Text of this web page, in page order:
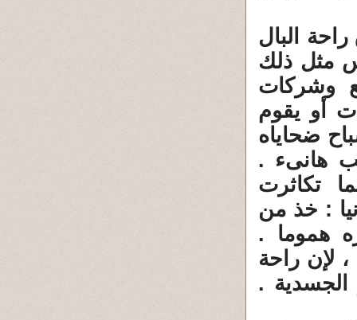
البال
مثل ذلك
وشركات
أو يقوم
ضحاياه
هانىء .
تكاثرت
: خذ من
هموما .
لإن راحة
الجسدية .